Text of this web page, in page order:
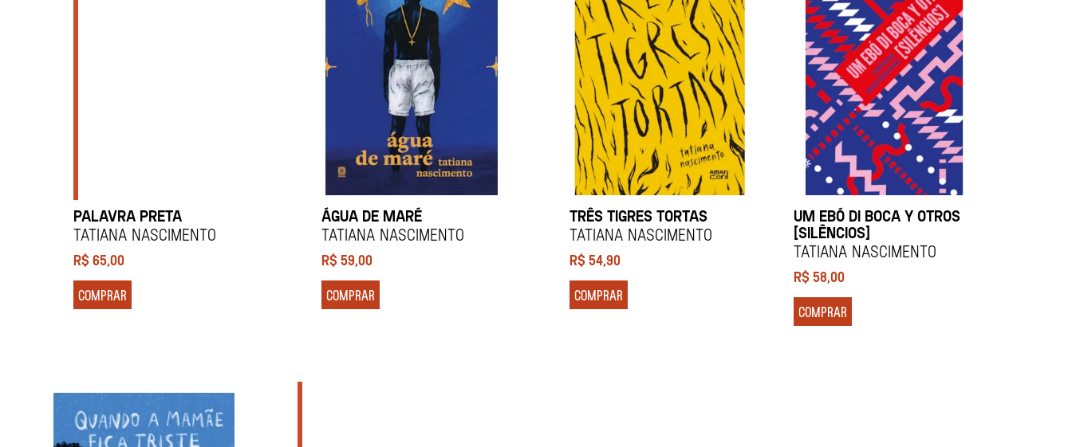
PALAVRA PRETA
TATIANA NASCIMENTO
R$65,00
COMPRAR
ÁGUA DE MARÉ
TATIANA NASCIMENTO
R$59,00
COMPRAR
TRÊS TIGRES TORTAS
TATIANA NASCIMENTO
R$54,90
COMPRAR
UM EBÓ DI BOCA Y OTROS
[SILÊNCIOS]
TATIANA NASCIMENTO
R$ 58,00
COMPRAR